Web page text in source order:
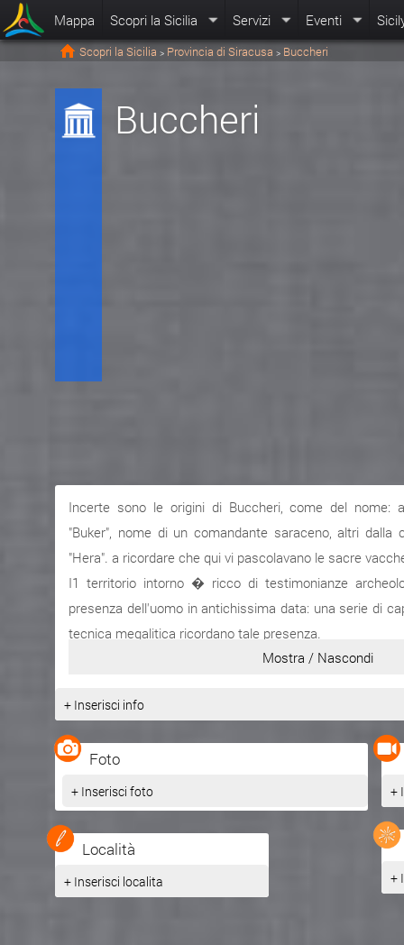
Mappa Scopri la Sicilia Servizi Eventi
Scopri la Sicilia > Provincia di Siracusa > Buccheri
Buccheri
Incerte sono le origini di Buccheri, come del nome:
"Buker", nome di un comandante saraceno, altri dalla
"Hera". a ricordare che qui vi pascolavano le sacre
I1 territorio intorno � ricco di testimonianze
presenza dell'uomo in antichissima data: una serie di
tecnica megalitica ricordano tale presenza.
II mito ricorda poi che in queste contrade il pastore
Mostra / Nascondi
+ Inserisci info
Foto
+ Inserisci foto
Località
+ Inserisci localita
+
+